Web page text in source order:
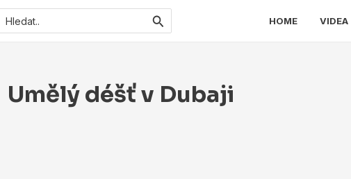
pro:
HOME VIDEA
Umělý déšť v Dubaji